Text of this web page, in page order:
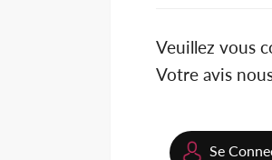
Veuillez vous
Votre avis
Se